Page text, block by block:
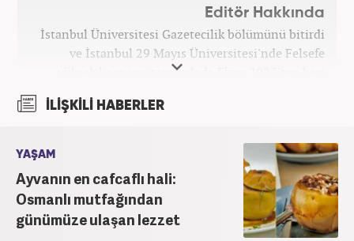
Editör Hakkında
İstanbul Üniversitesi Gazetecilik bölümünü bitirdi
ve İstanbul 29 Mayıs Üniversitesi'nde Felsefe
yüksek lisansını tamamladı. Ekim 2023'ten beri
İLİŞKİLİ HABERLER
YAŞAM
Ayvanın en cafcaflı hali:
Osmanlı mutfağından
günümüze ulaşan lezzet